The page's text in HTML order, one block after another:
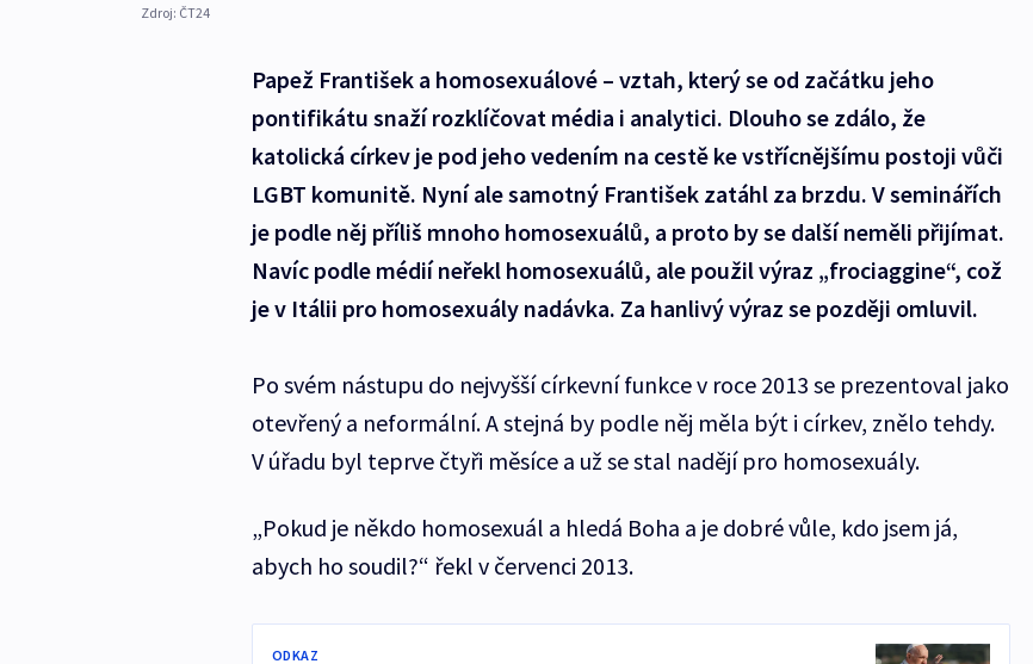
Zdroj: ČT24
Papež František a homosexuálové – vztah, který se od začátku jeho
pontifikátu snaží rozklíčovat média i analytici. Dlouho se zdálo, že
katolická církev je pod jeho vedením na cestě ke vstřícnějšímu postoji vůči
LGBT komunitě. Nyní ale samotný František zatáhl za brzdu. V seminářích
je podle něj příliš mnoho homosexuálů, a proto by se další neměli přijímat.
Navíc podle médií neřekl homosexuálů, ale použil výraz „frociaggine“, což
je v Itálii pro homosexuály nadávka. Za hanlivý výraz se později omluvil.
Po svém nástupu do nejvyšší církevní funkce v roce 2013 se prezentoval jako
otevřený a neformální. A stejná by podle něj měla být i církev, znělo tehdy.
V úřadu byl teprve čtyři měsíce a už se stal nadějí pro homosexuály.
„Pokud je někdo homosexuál a hledá Boha a je dobré vůle, kdo jsem já,
abych ho soudil?“ řekl v červenci 2013.
ODKAZ